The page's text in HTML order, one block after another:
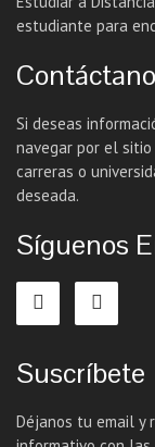
estudiante para
Si deseas
navegar por el
carreras o
deseada.
Síguenos
Suscríbete
Déjanos tu email y